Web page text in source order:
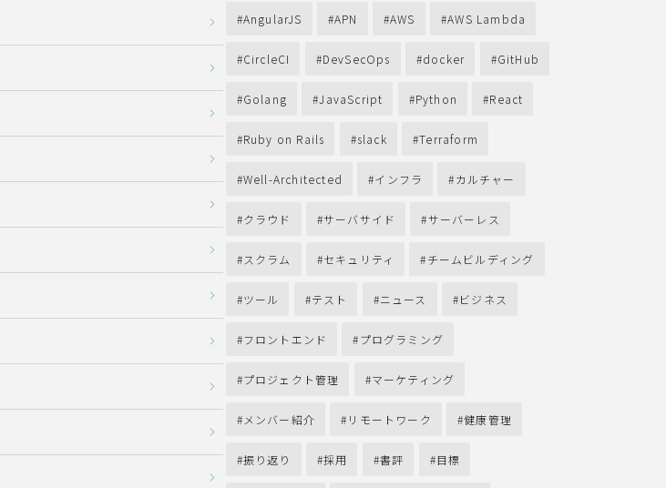
AngularJS APN AWS AWS Lambda
CircleCI DevSecOps docker GitHub
Golang JavaScript Python React
Ruby on Rails slack Terraform
Well-Architected インフラ カルチャー
クラウド サーバサイド サーバーレス
スクラム セキュリティ チームビルディング
ツール テスト ニュース ビジネス
フロントエンド プログラミング
プロジェクト管理 マーケティング
メンバー紹介 リモートワーク 健康管理
振り返り 採用 書評 目標